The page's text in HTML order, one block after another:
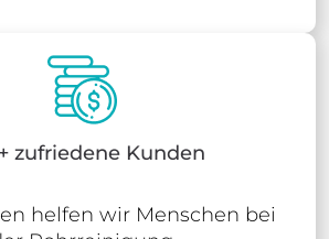
zufriedene Kunden
helfen wir Menschen bei